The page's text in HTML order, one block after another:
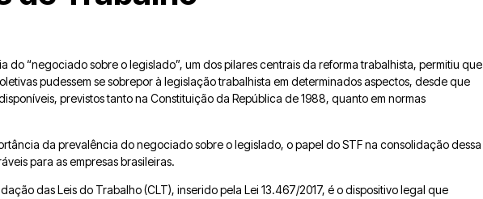
do “negociado sobre o legislado”, um dos pilares centrais da reforma trabalhista, permitiu que
pudessem se sobrepor à legislação trabalhista em determinados aspectos, desde que
previstos tanto na Constituição da República de 1988, quanto em normas
da prevalência do negociado sobre o legislado, o papel do STF na consolidação dessa
para as empresas brasileiras.
das Leis do Trabalho (CLT), inserido pela Lei 13.467/2017, é o dispositivo legal que